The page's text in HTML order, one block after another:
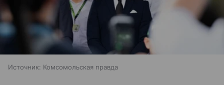
Источник: Комсомольская правда